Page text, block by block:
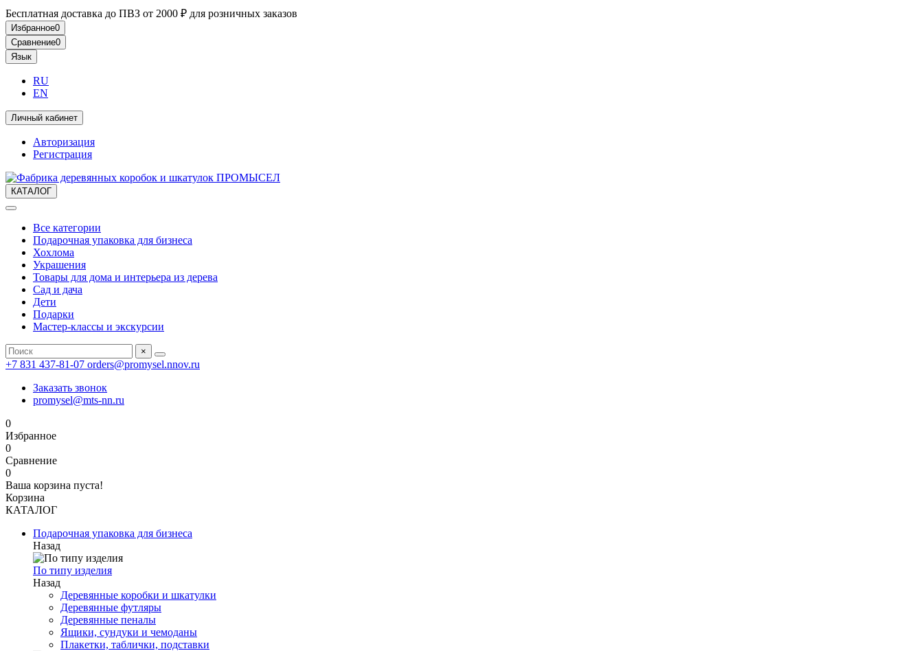
Бесплатная доставка до ПВЗ от 2000 ₽ для розничных заказов
Избранное0
Сравнение0
Язык
RU
EN
Личный кабинет
Авторизация
Регистрация
КАТАЛОГ
Все категории
Подарочная упаковка для бизнеса
Хохлома
Украшения
Товары для дома и интерьера из дерева
Сад и дача
Дети
Подарки
Мастер-классы и экскурсии
×
+7 831 437-81-07 orders@promysel.nnov.ru
Заказать звонок
promysel@mts-nn.ru
0
Избранное
0
Сравнение
0
Ваша корзина пуста!
Корзина
КАТАЛОГ
Подарочная упаковка для бизнеса
Назад
По типу изделия
Назад
Деревянные коробки и шкатулки
Деревянные футляры
Деревянные пеналы
Ящики, сундуки и чемоданы
Плакетки, таблички, подставки